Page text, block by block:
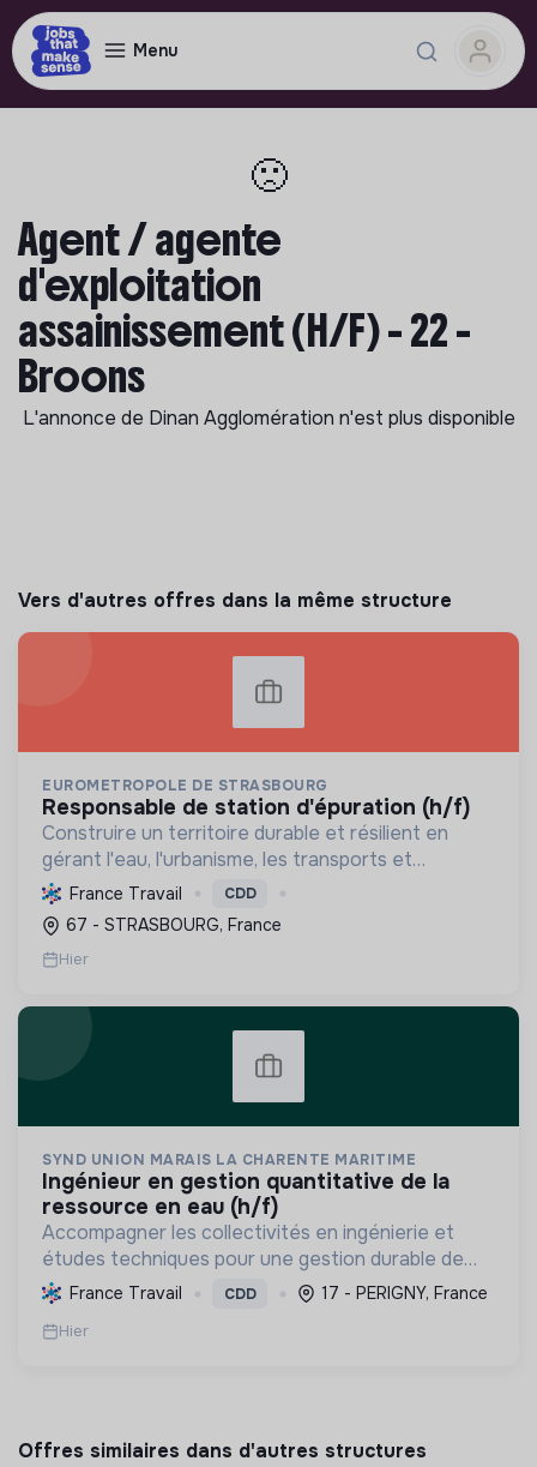
Menu
🙁
Agent / agente
d'exploitation
assainissement (H/F) - 22 -
Broons
L'annonce de Dinan Agglomération n'est plus disponible
Vers d'autres offres dans la même structure
EUROMETROPOLE DE STRASBOURG
responsable de station d'épuration (h/f)
Construire un territoire durable et résilient en
gérant l'eau, l'urbanisme, les transports et
l'environnement, tout en promouvant la culture et
les loisirs, au service de ses habitants.
France Travail CDD
67 - STRASBOURG, France
Hier
SYND UNION MARAIS LA CHARENTE MARITIME
ingénieur en gestion quantitative de la
ressource en eau (h/f)
Accompagner les collectivités en ingénierie et
études techniques pour une gestion durable de
l'eau, prévenir les inondations et préserver les
milieux aquatiques face au changement climatique.
France Travail CDD 17 - PERIGNY, France
Hier
Offres similaires dans d'autres structures